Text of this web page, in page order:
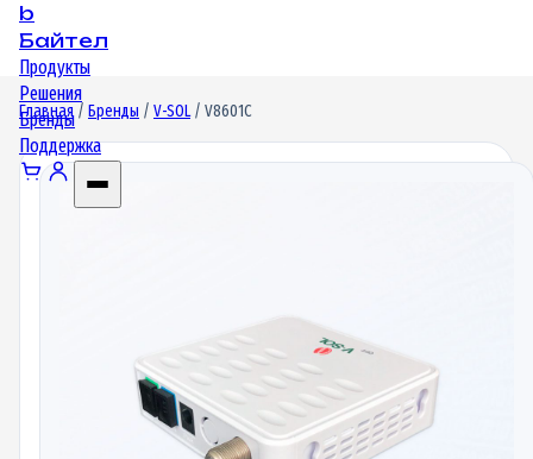
b
Байтел
Продукты
Решения
Бренды
Поддержка
Главная/ Бренды / V-SOL/ V8601C